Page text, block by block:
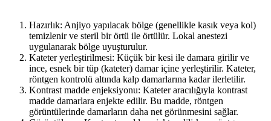
Hazırlık: Anjiyo yapılacak bölge (genellikle kasık veya kol)
temizlenir ve steril bir örtü ile örtülür. Lokal anestezi
uygulanarak bölge uyuşturulur.
Kateter yerleştirilmesi: Küçük bir kesi ile damara girilir ve
ince, esnek bir tüp (kateter) damar içine yerleştirilir. Kateter,
röntgen kontrolü altında kalp damarlarına kadar ilerletilir.
Kontrast madde enjeksiyonu: Kateter aracılığıyla kontrast
madde damarlara enjekte edilir. Bu madde, röntgen
görüntülerinde damarların daha net görünmesini sağlar.